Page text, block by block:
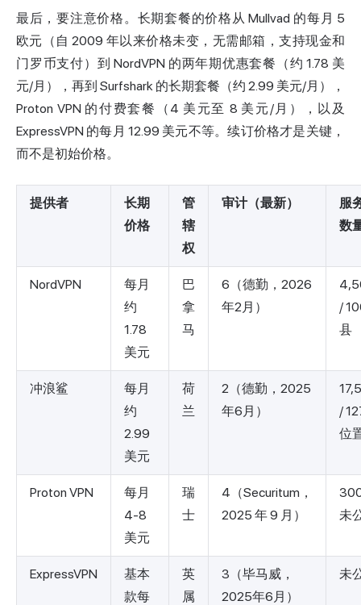
最后，要注意价格。长期套餐的价格从 Mullvad 的每月 5
欧元（自 2009 年以来价格未变，无需邮箱，支持现金和
门罗币支付）到 NordVPN 的两年期优惠套餐（约 1.78 美
元/月），再到 Surfshark 的长期套餐（约 2.99 美元/月），
Proton VPN 的付费套餐（4 美元至 8 美元/月），以及
ExpressVPN 的每月 12.99 美元不等。续订价格才是关键，
而不是初始价格。
提供者
长期
价格
管
辖
权
审计（最新）
服
数
NordVPN
每月
约
1.78
美元
巴
拿
马
6（德勤，2026
年2月）
/
县
冲浪鲨
每月
约
2.99
美元
荷
兰
2（德勤，2025
年6月）
/
位
Proton VPN
每月
4-8
美元
瑞
士
4（Securitum，
2025 年 9 月）
未
ExpressVPN
基本
款每
英
属
3（毕马威，
2025年6月）
未